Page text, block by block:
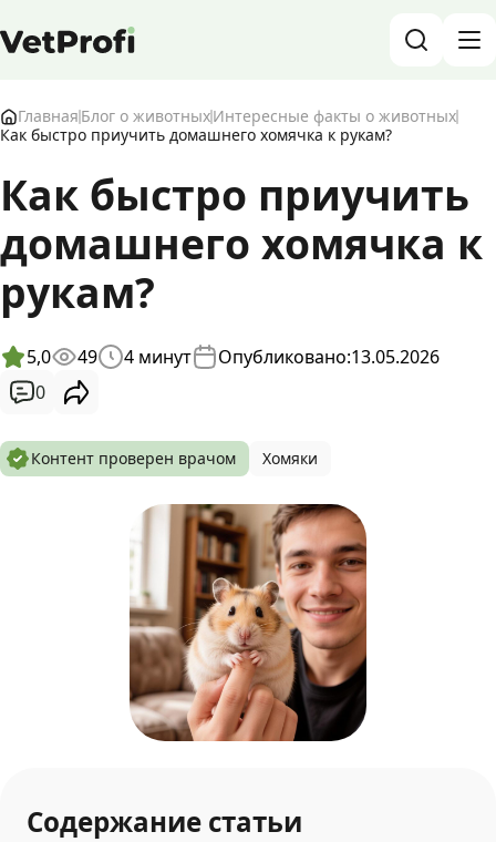
База знаний о животных и ветеринарии
Войти
Главная Блог о животныхИнтересные факты о животных
Как быстро приучить домашнего хомячка к рукам?
Как быстро приучить
домашнего хомячка к
рукам?
5,0 49 4 минут Опубликовано:13.05.2026
0
Контент проверен врачом Хомяки
Содержание статьи